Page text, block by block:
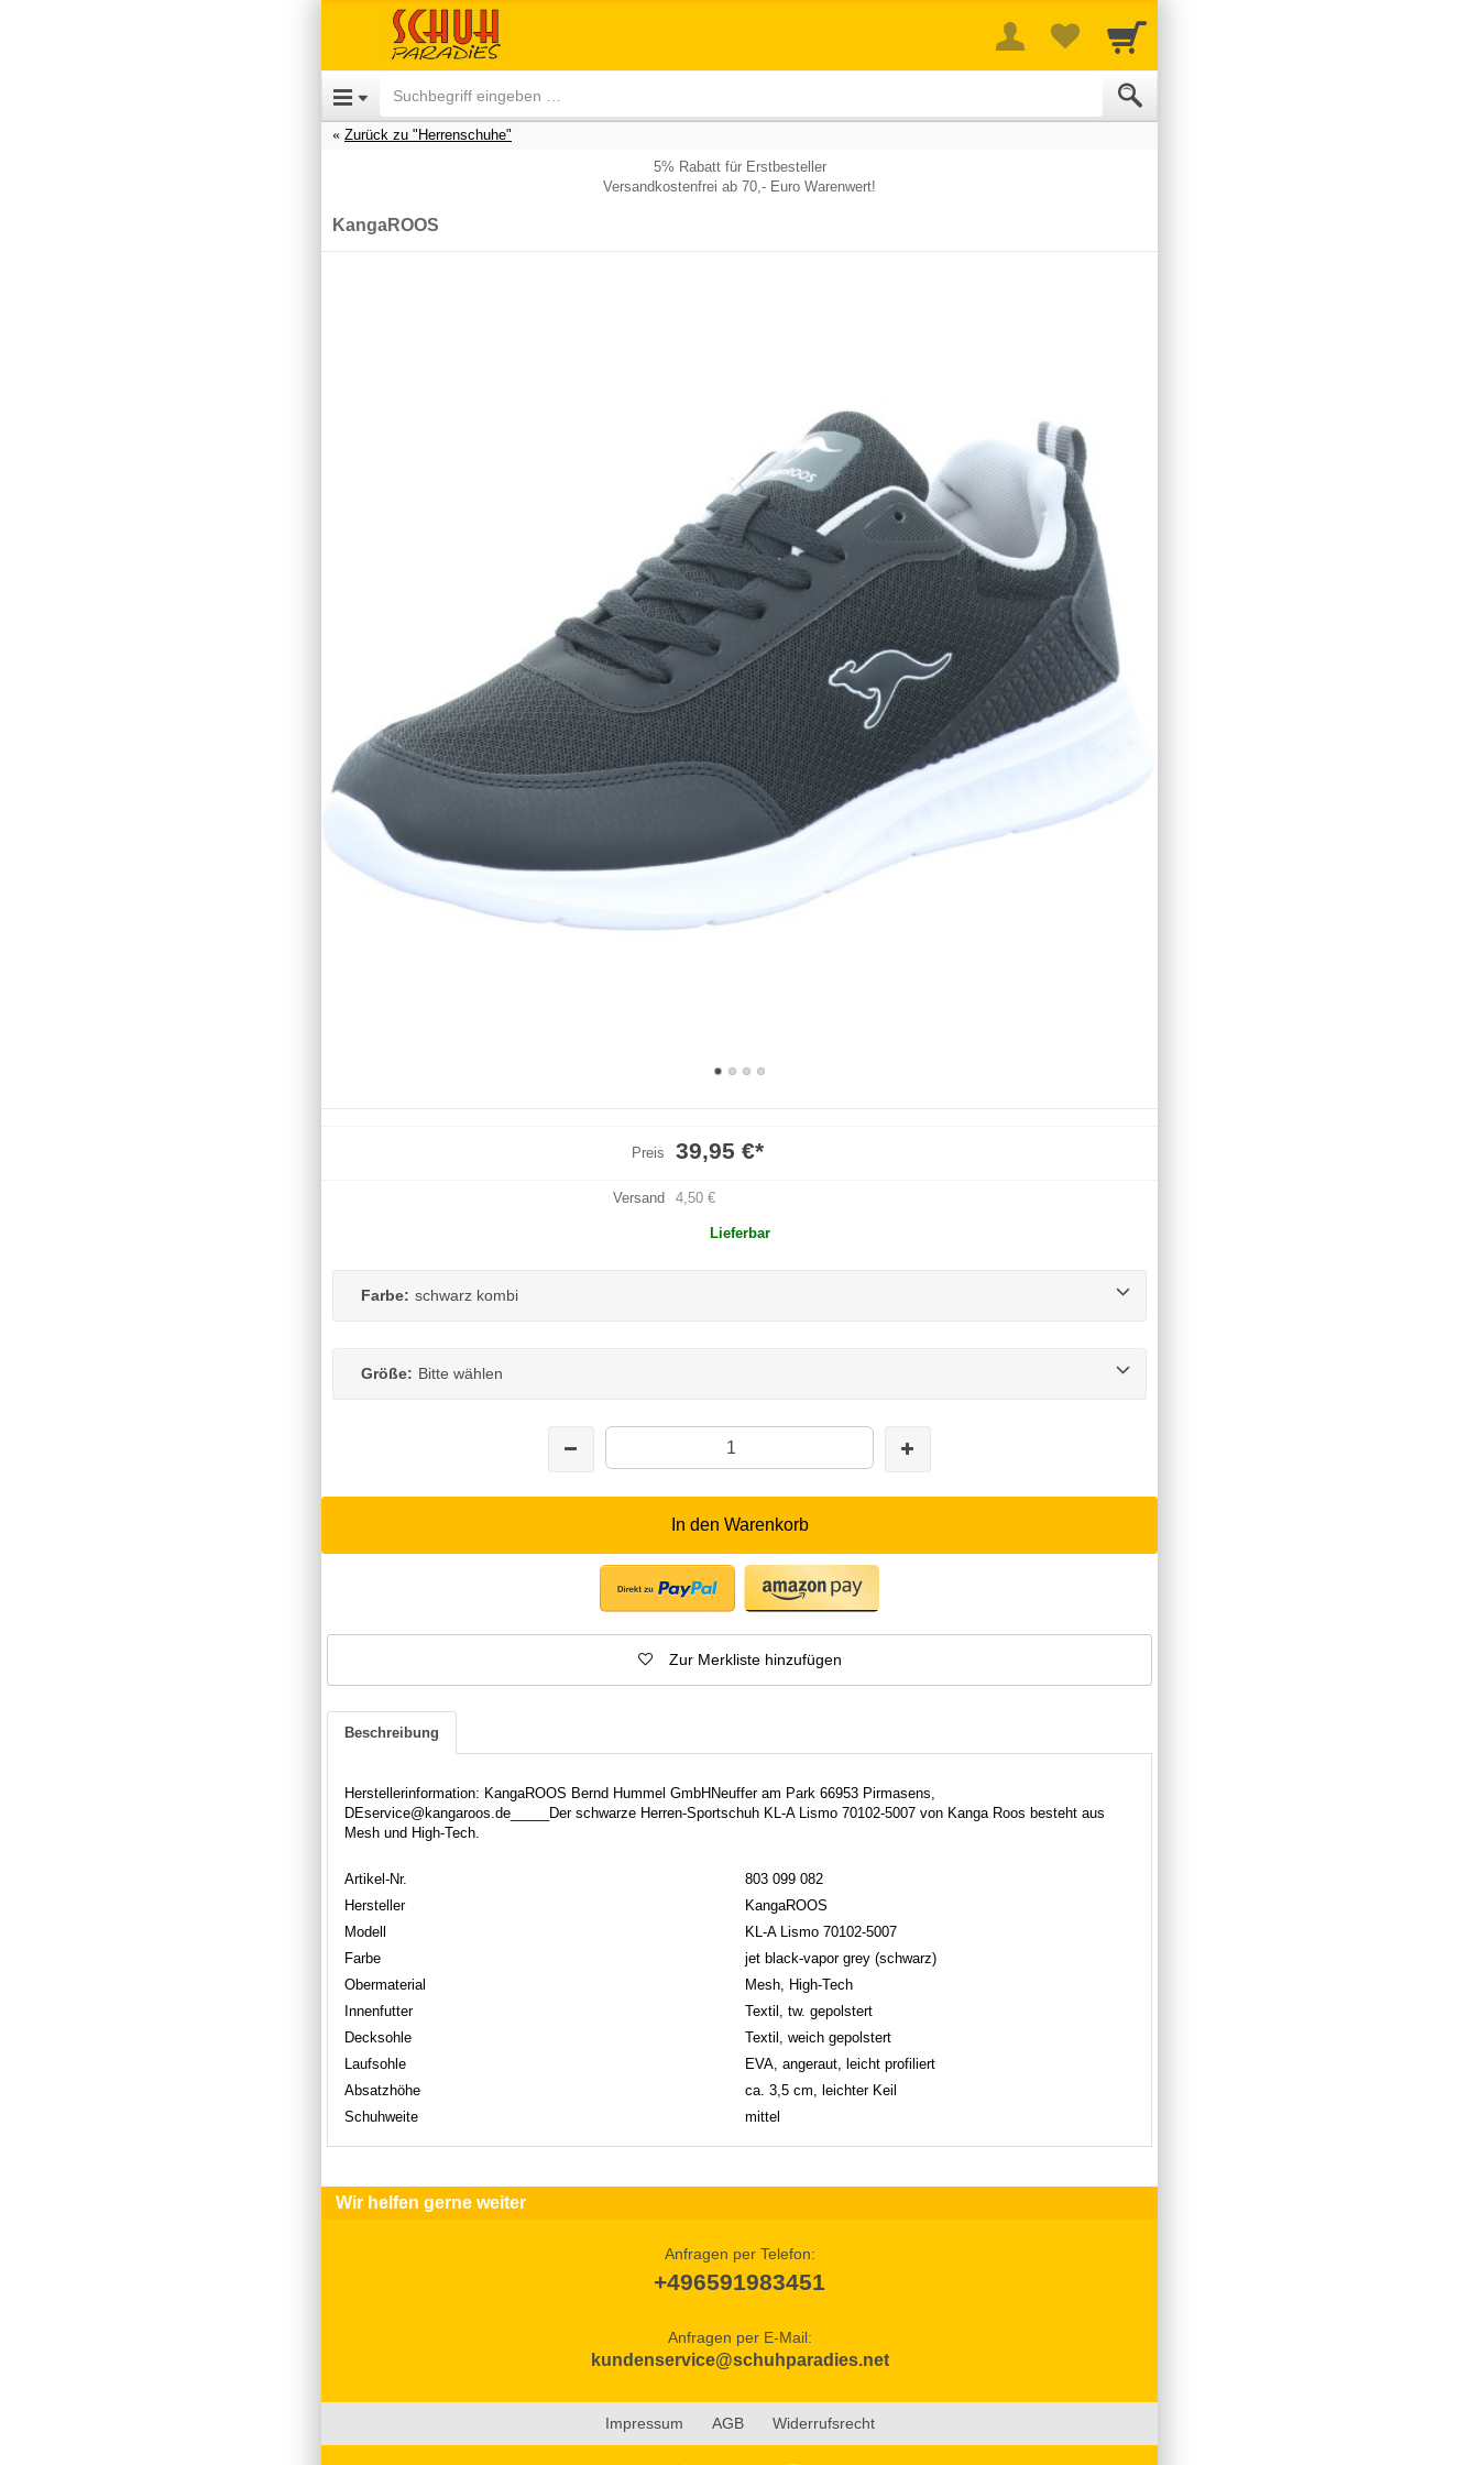
Zurück zu "Herrenschuhe"
5% Rabatt für Erstbesteller
Versandkostenfrei ab 70,- Euro Warenwert!
KangaROOS
Preis 39,95 €*
Versand 4,50 €
Lieferbar
Farbe: schwarz kombi
Größe: Bitte wählen
In den Warenkorb
Zur Merkliste hinzufügen
Beschreibung
Herstellerinformation: KangaROOS Bernd Hummel GmbHNeuffer am Park 66953 Pirmasens,
DEservice@kangaroos.de_____Der schwarze Herren-Sportschuh KL-A Lismo 70102-5007 von Kanga Roos besteht aus
Mesh und High-Tech.
Artikel-Nr.
803 099 082
Hersteller
KangaROOS
Modell
KL-A Lismo 70102-5007
Farbe
jet black-vapor grey (schwarz)
Obermaterial
Mesh, High-Tech
Innenfutter
Textil, tw. gepolstert
Decksohle
Textil, weich gepolstert
Laufsohle
EVA, angeraut, leicht profiliert
Absatzhöhe
ca. 3,5 cm, leichter Keil
Schuhweite
mittel
Wir helfen gerne weiter
Anfragen per Telefon:
+496591983451
Anfragen per E-Mail:
kundenservice@schuhparadies.net
Impressum AGB Widerrufsrecht